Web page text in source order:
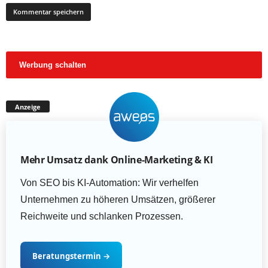
Werbung schalten
Anzeige
Mehr Umsatz dank Online-Marketing & KI
Von SEO bis KI-Automation: Wir verhelfen
Unternehmen zu höheren Umsätzen, größerer
Reichweite und schlanken Prozessen.
Beratungstermin →